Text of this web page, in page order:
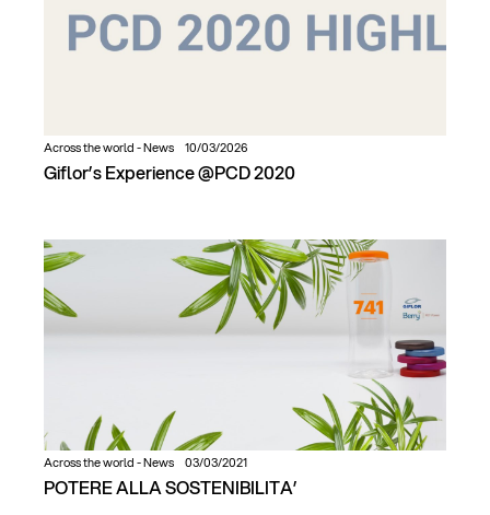
Across the world-News 10/03/2026
Giflor’s Experience @PCD 2020
Across the world-News 03/03/2021
POTERE ALLA SOSTENIBILITA’